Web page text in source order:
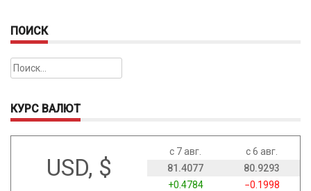
ПОИСК
Найти:
КУРС ВАЛЮТ
USD, $
с 7 авг.
с 6 авг.
81.4077
80.9293
+0.4784
−0.1998